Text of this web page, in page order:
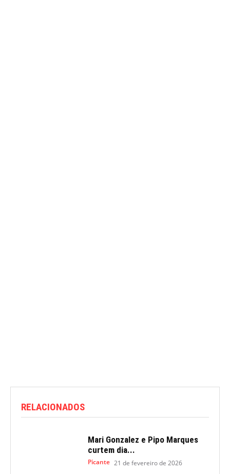
RELACIONADOS
Mari Gonzalez e Pipo Marques
curtem dia...
Picante 21 de fevereiro de 2026